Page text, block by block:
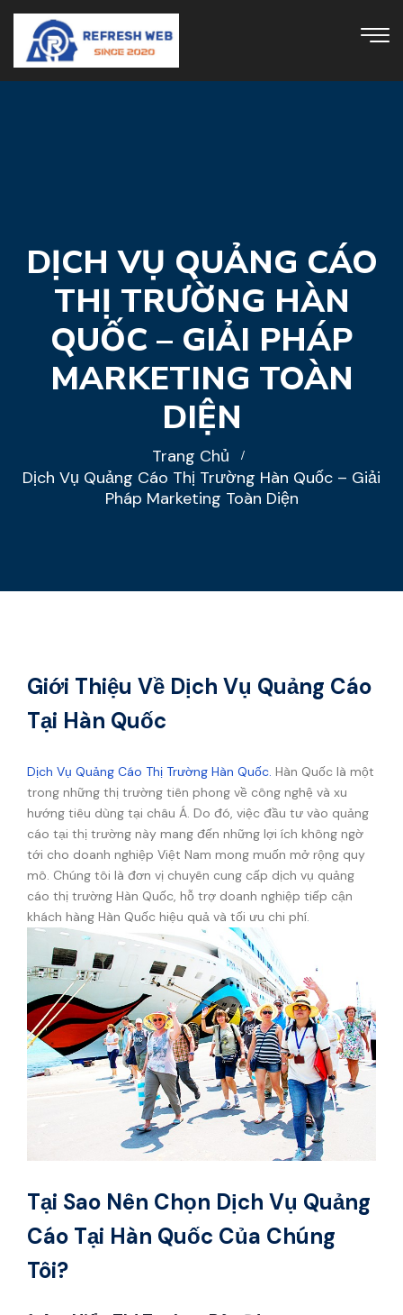
DỊCH VỤ QUẢNG CÁO
THỊ TRƯỜNG HÀN
QUỐC – GIẢI PHÁP
MARKETING TOÀN
DIỆN
Trang Chủ
Dịch Vụ Quảng Cáo Thị Trường Hàn Quốc – Giải
Pháp Marketing Toàn Diện
Giới Thiệu Về Dịch Vụ Quảng Cáo
Tại Hàn Quốc
Dịch Vụ Quảng Cáo Thị Trường Hàn Quốc. Hàn Quốc là một
trong những thị trường tiên phong về công nghệ và xu
hướng tiêu dùng tại châu Á. Do đó, việc đầu tư vào quảng
cáo tại thị trường này mang đến những lợi ích không ngờ
tới cho doanh nghiệp Việt Nam mong muốn mở rộng quy
mô. Chúng tôi là đơn vị chuyên cung cấp dịch vụ quảng
cáo thị trường Hàn Quốc, hỗ trợ doanh nghiệp tiếp cận
khách hàng Hàn Quốc hiệu quả và tối ưu chi phí.
Tại Sao Nên Chọn Dịch Vụ Quảng
Cáo Tại Hàn Quốc Của Chúng
Tôi?